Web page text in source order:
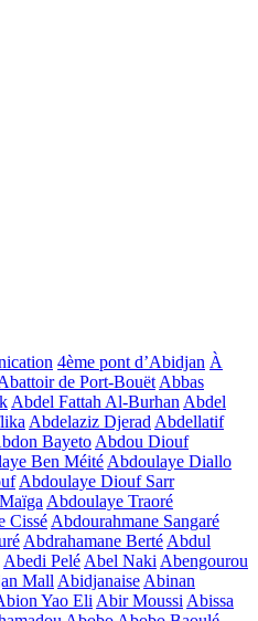
4ème pont d’Abidjan À
de Port-Bouët Abbas
Abdel Fattah Al-Burhan Abdel
Abdelaziz Djerad Abdellatif
Bayeto Abdou Diouf
Ben Méité Abdoulaye Diallo
Abdoulaye Diouf Sarr
Abdoulaye Traoré
Cissé Abdourahmane Sangaré
Abdrahamane Berté Abdul
Abedi Pelé Abel Naki Abengourou
Mall Abidjanaise Abinan
Yao Eli Abir Moussi Abissa